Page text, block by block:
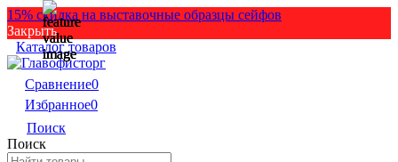
15% скидка на выставочные образцы сейфов
Закрыть
Каталог товаров
Сравнение0
Избранное0
Поиск
Поиск